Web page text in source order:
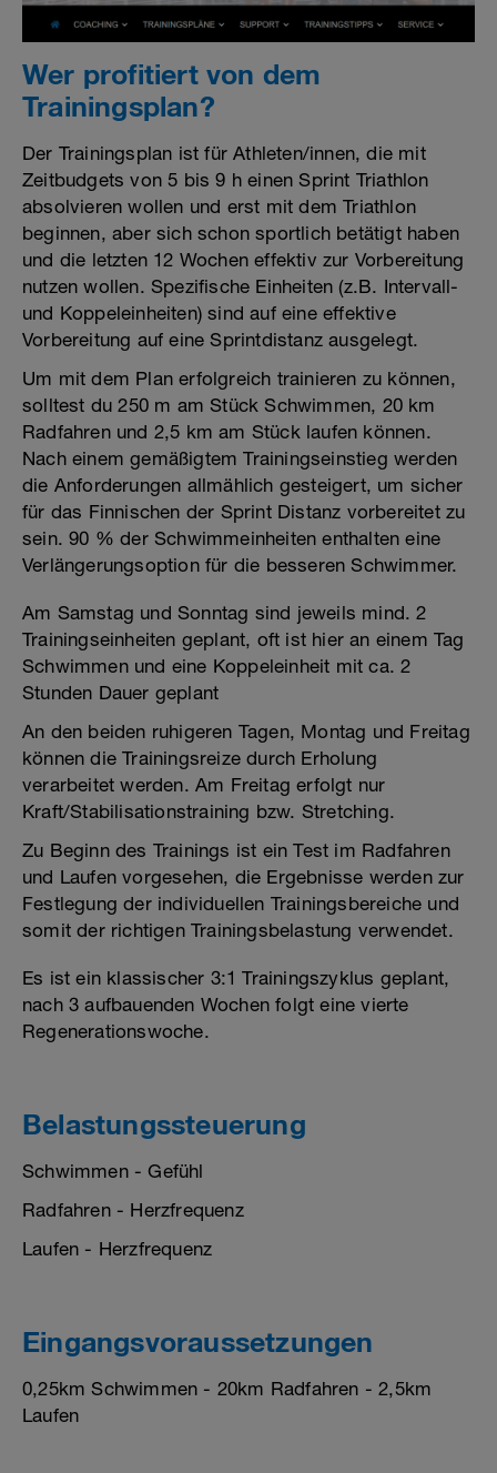
Wer profitiert von dem
Trainingsplan?
Der Trainingsplan ist für Athleten/innen, die mit
Zeitbudgets von 5 bis 9 h einen Sprint Triathlon
absolvieren wollen und erst mit dem Triathlon
beginnen, aber sich schon sportlich betätigt haben
und die letzten 12 Wochen effektiv zur Vorbereitung
nutzen wollen. Spezifische Einheiten (z.B. Intervall-
und Koppeleinheiten) sind auf eine effektive
Vorbereitung auf eine Sprintdistanz ausgelegt.
Um mit dem Plan erfolgreich trainieren zu können,
solltest du 250 m am Stück Schwimmen, 20 km
Radfahren und 2,5 km am Stück laufen können.
Nach einem gemäßigtem Trainingseinstieg werden
die Anforderungen allmählich gesteigert, um sicher
für das Finnischen der Sprint Distanz vorbereitet zu
sein. 90 % der Schwimmeinheiten enthalten eine
Verlängerungsoption für die besseren Schwimmer.
Am Samstag und Sonntag sind jeweils mind. 2
Trainingseinheiten geplant, oft ist hier an einem Tag
Schwimmen und eine Koppeleinheit mit ca. 2
Stunden Dauer geplant
An den beiden ruhigeren Tagen, Montag und Freitag
können die Trainingsreize durch Erholung
verarbeitet werden. Am Freitag erfolgt nur
Kraft/Stabilisationstraining bzw. Stretching.
Zu Beginn des Trainings ist ein Test im Radfahren
und Laufen vorgesehen, die Ergebnisse werden zur
Festlegung der individuellen Trainingsbereiche und
somit der richtigen Trainingsbelastung verwendet.
Es ist ein klassischer 3:1 Trainingszyklus geplant,
nach 3 aufbauenden Wochen folgt eine vierte
Regenerationswoche.
Belastungssteuerung
Schwimmen - Gefühl
Radfahren - Herzfrequenz
Laufen - Herzfrequenz
Eingangsvoraussetzungen
0,25km Schwimmen - 20km Radfahren - 2,5km
Laufen